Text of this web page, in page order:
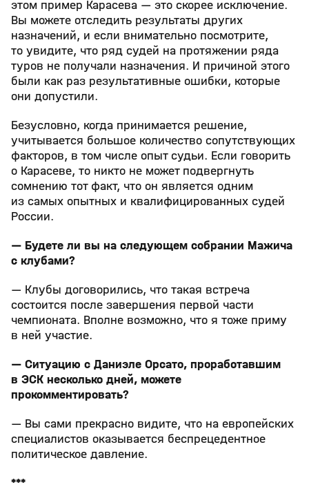
этом пример Карасева — это скорее исключение.
Вы можете отследить результаты других
назначений, и если внимательно посмотрите,
то увидите, что ряд судей на протяжении ряда
туров не получали назначения. И причиной этого
были как раз результативные ошибки, которые
они допустили.
Безусловно, когда принимается решение,
учитывается большое количество сопутствующих
факторов, в том числе опыт судьи. Если говорить
о Карасеве, то никто не может подвергнуть
сомнению тот факт, что он является одним
из самых опытных и квалифицированных судей
России.
— Будете ли вы на следующем собрании Мажича
с клубами?
— Клубы договорились, что такая встреча
состоится после завершения первой части
чемпионата. Вполне возможно, что я тоже приму
в ней участие.
— Ситуацию с Даниэле Орсато, проработавшим
в ЭСК несколько дней, можете
прокомментировать?
— Вы сами прекрасно видите, что на европейских
специалистов оказывается беспрецедентное
политическое давление.
***